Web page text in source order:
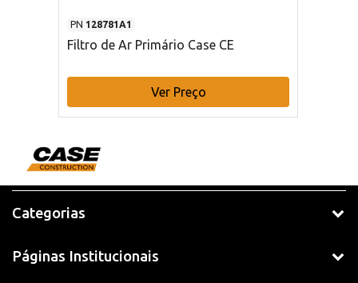
PN 128781A1
Filtro de Ar Primário Case CE
Ver Preço
Categorias
Páginas Institucionais